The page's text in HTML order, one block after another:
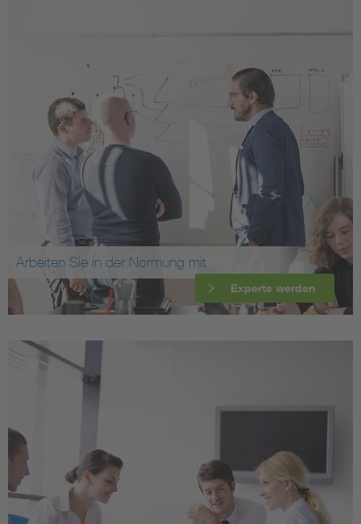
Arbeiten Sie in der Normung mit
Experte werden